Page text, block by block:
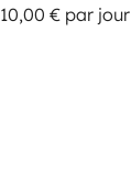
10,00 € par jour